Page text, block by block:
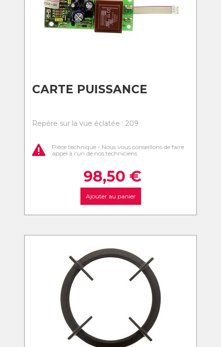
CARTE PUISSANCE
Repère sur la vue éclatée : 209
Pièce technique - Nous vous conseillons de faire
appel à l'un de nos techniciens
98,50 €
Ajouter au panier